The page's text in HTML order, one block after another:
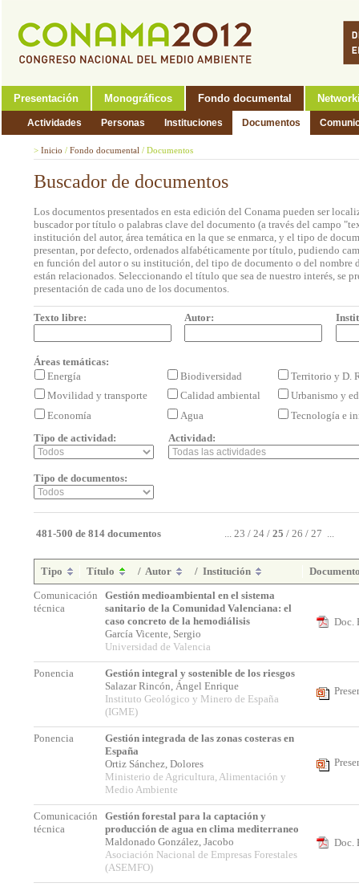
Presentación Monográficos Fondo documental
Actividades Personas Instituciones Documentos
> Inicio / Fondo documental / Documentos
Buscador de documentos
Los documentos presentados en esta edición del Conama pueden ser
buscador por título o palabras clave del documento (a través del campo
institución del autor, área temática en la que se enmarca, y el tipo de
presentan, por defecto, ordenados alfabéticamente por título, pudiendo
en función del autor o su institución, del tipo de documento o del nombre
están relacionados. Seleccionando el título que sea de nuestro interés, se
presentación de cada uno de los documentos.
Texto libre: Autor:
Áreas temáticas:
Energía
Biodiversidad
Territorio y D.
Movilidad y transporte
Calidad ambiental
Urbanismo y
Economía
Agua
Tecnología e
Tipo de actividad:
Actividad:
Tipo de documentos:
481-500 de 814 documentos ... 23 / 24 / 25 / 26 / 27 ...
Tipo Título / Autor / Institución
Comunicación
técnica
Gestión medioambiental en el sistema
sanitario de la Comunidad Valenciana: el
caso concreto de la hemodiálisis
García Vicente, Sergio
Universidad de Valencia
Doc.
Ponencia
Gestión integral y sostenible de los riesgos
Salazar Rincón, Ángel Enrique
Instituto Geológico y Minero de España
(IGME)
Ponencia
Gestión integrada de las zonas costeras en
España
Ortiz Sánchez, Dolores
Ministerio de Agricultura, Alimentación y
Medio Ambiente
Comunicación
técnica
Gestión forestal para la captación y
producción de agua en clima mediterraneo
Maldonado González, Jacobo
Asociación Nacional de Empresas Forestales
(ASEMFO)
Doc.